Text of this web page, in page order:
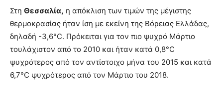
Στη Θεσσαλία, η απόκλιση των τιμών της μέγιστης
θερμοκρασίας ήταν ίση με εκείνη της Βόρειας Ελλάδας,
δηλαδή -3,6°C. Πρόκειται για τον πιο ψυχρό Μάρτιο
τουλάχιστον από το 2010 και ήταν κατά 0,8°C
ψυχρότερος από τον αντίστοιχο μήνα του 2015 και κατά
6,7°C ψυχρότερος από τον Μάρτιο του 2018.